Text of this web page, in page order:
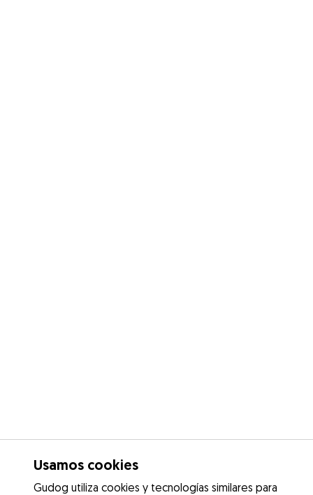
Usamos cookies
Gudog utiliza cookies y tecnologías similares para